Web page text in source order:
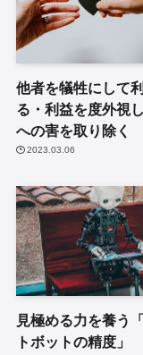
他者を犠牲にして
る・利益を度外視
への害を取り除く
2023.03.06
見極める力を養う
トボットの精度」